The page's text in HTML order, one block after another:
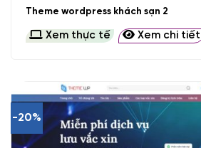
Theme wordpress khách sạn 2
Xem thực tế Xem chi tiết
-20%